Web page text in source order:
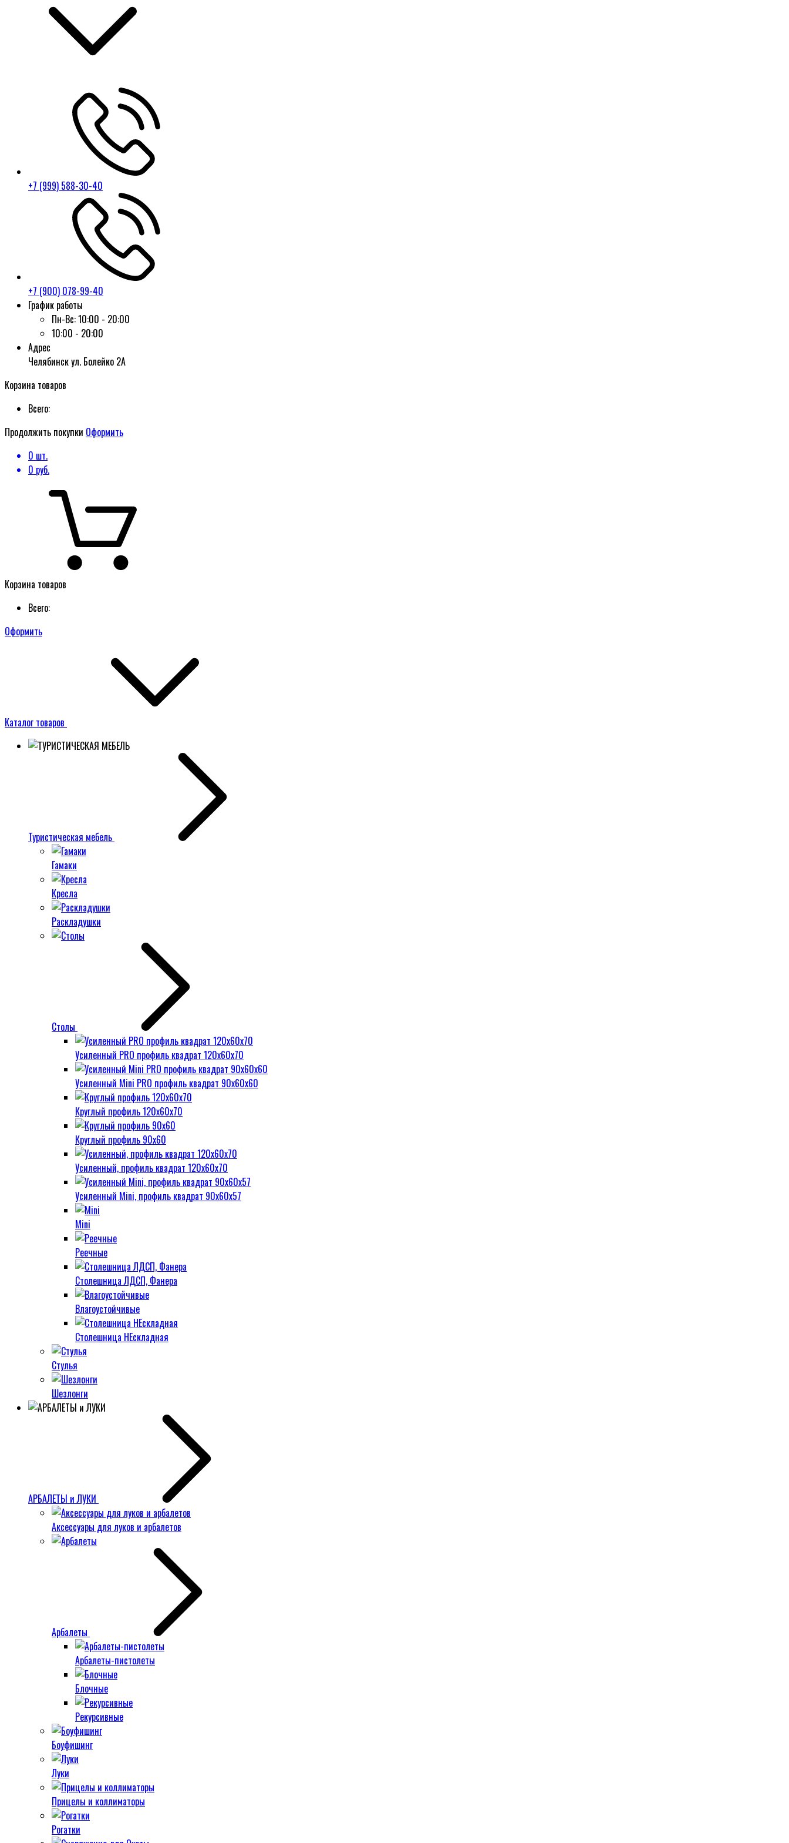
+7 (999) 588-30-40
+7 (900) 078-99-40
График работы
Пн-Вс:10:00 - 20:00
10:00 - 20:00
Адрес
Челябинск ул. Болейко 2А
Корзина товаров
Всего:
Продолжить покупки Оформить
0 шт.
0 руб.
Корзина товаров
Всего:
Оформить
Каталог товаров
Туристическая мебель
Гамаки
Кресла
Раскладушки
Столы
Усиленный PRO профиль квадрат 120х60х70
Усиленный Mini PRO профиль квадрат 90х60х60
Круглый профиль 120х60х70
Круглый профиль 90х60
Усиленный, профиль квадрат 120х60х70
Усиленный Mini, профиль квадрат 90х60х57
Mini
Реечные
Столешница ЛДСП, Фанера
Влагоустойчивые
Столешница НЕскладная
Стулья
Шезлонги
АРБАЛЕТЫ и ЛУКИ
Аксессуары для луков и арбалетов
Арбалеты
Арбалеты-пистолеты
Блочные
Рекурсивные
Боуфишинг
Луки
Прицелы и коллиматоры
Рогатки